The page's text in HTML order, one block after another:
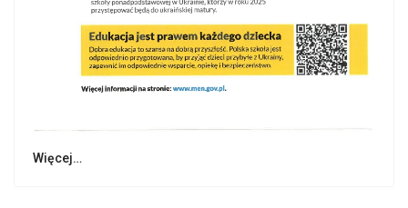
Więcej…